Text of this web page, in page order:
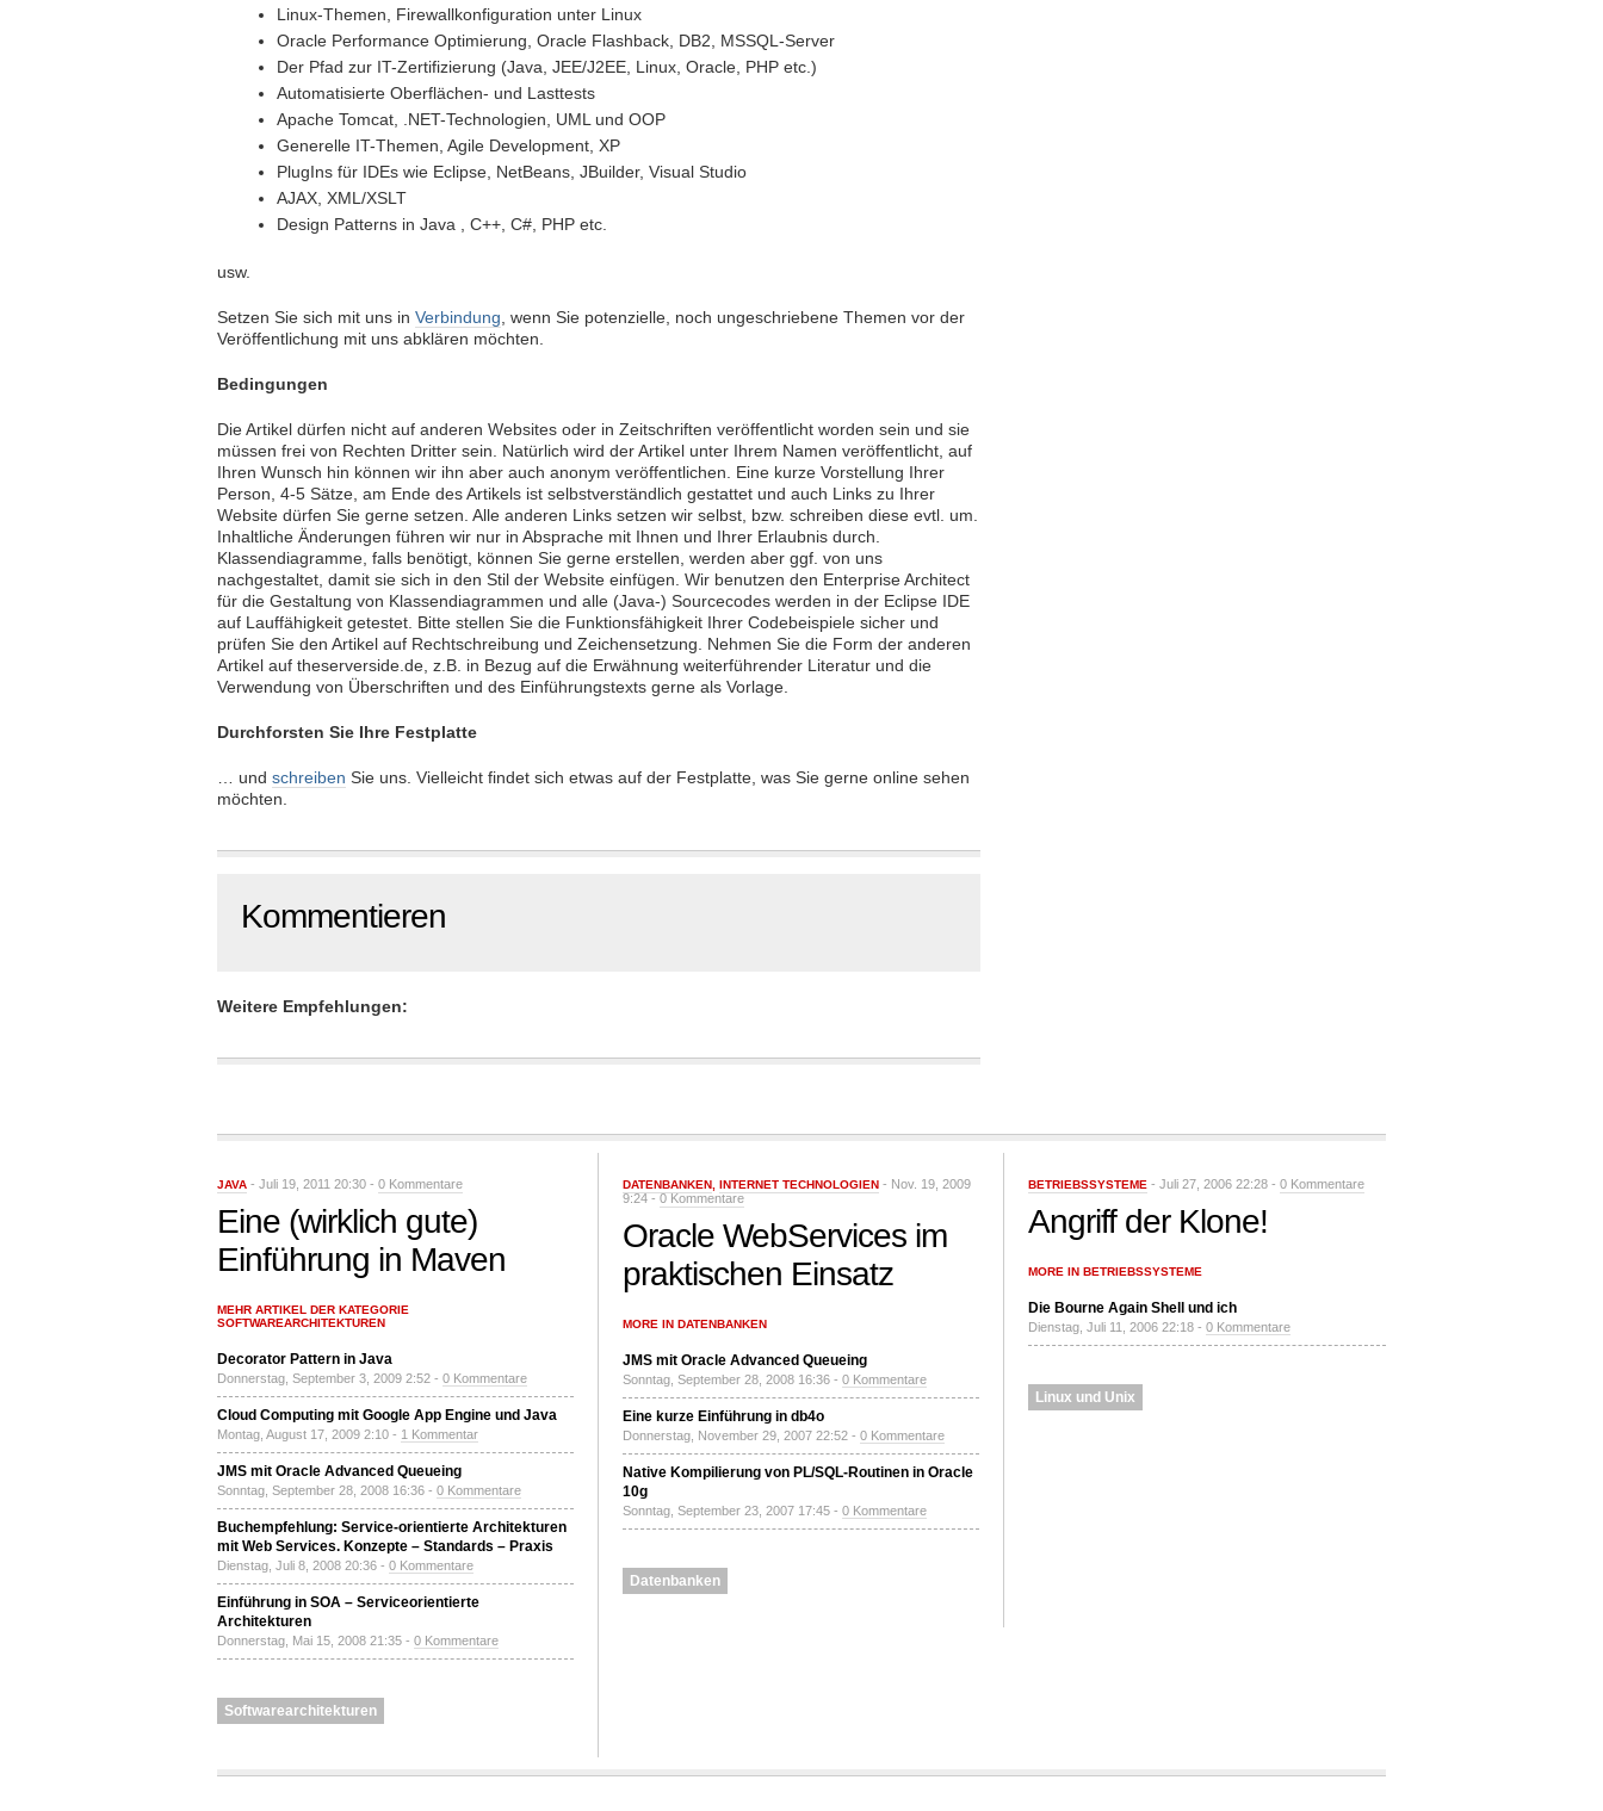
Linux-Themen, Firewallkonfiguration unter Linux
Oracle Performance Optimierung, Oracle Flashback, DB2, MSSQL-Server
Der Pfad zur IT-Zertifizierung (Java, JEE/J2EE, Linux, Oracle, PHP etc.)
Automatisierte Oberflächen- und Lasttests
Apache Tomcat, .NET-Technologien, UML und OOP
Generelle IT-Themen, Agile Development, XP
PlugIns für IDEs wie Eclipse, NetBeans, JBuilder, Visual Studio
AJAX, XML/XSLT
Design Patterns in Java , C++, C#, PHP etc.
usw.
Setzen Sie sich mit uns in Verbindung , wenn Sie potenzielle, noch ungeschriebene Themen vor der
Veröffentlichung mit uns abklären möchten.
Bedingungen
Die Artikel dürfen nicht auf anderen Websites oder in Zeitschriften veröffentlicht worden sein und sie
müssen frei von Rechten Dritter sein. Natürlich wird der Artikel unter Ihrem Namen veröffentlicht, auf
Ihren Wunsch hin können wir ihn aber auch anonym veröffentlichen. Eine kurze Vorstellung Ihrer
Person, 4-5 Sätze, am Ende des Artikels ist selbstverständlich gestattet und auch Links zu Ihrer
Website dürfen Sie gerne setzen. Alle anderen Links setzen wir selbst, bzw. schreiben diese evtl. um.
Inhaltliche Änderungen führen wir nur in Absprache mit Ihnen und Ihrer Erlaubnis durch.
Klassendiagramme, falls benötigt, können Sie gerne erstellen, werden aber ggf. von uns
nachgestaltet, damit sie sich in den Stil der Website einfügen. Wir benutzen den Enterprise Architect
für die Gestaltung von Klassendiagrammen und alle (Java-) Sourcecodes werden in der Eclipse IDE
auf Lauffähigkeit getestet. Bitte stellen Sie die Funktionsfähigkeit Ihrer Codebeispiele sicher und
prüfen Sie den Artikel auf Rechtschreibung und Zeichensetzung. Nehmen Sie die Form der anderen
Artikel auf theserverside.de, z.B. in Bezug auf die Erwähnung weiterführender Literatur und die
Verwendung von Überschriften und des Einführungstexts gerne als Vorlage.
Durchforsten Sie Ihre Festplatte
… und schreiben Sie uns. Vielleicht findet sich etwas auf der Festplatte, was Sie gerne online sehen
möchten.
Kommentieren
Weitere Empfehlungen:
JAVA - Juli 19, 2011 20:30 - 0 Kommentare
Eine (wirklich gute)
Einführung in Maven
MEHR ARTIKEL DER KATEGORIE
SOFTWAREARCHITEKTUREN
Decorator Pattern in Java
Donnerstag, September 3, 2009 2:52 - 0 Kommentare
Cloud Computing mit Google App Engine und Java
Montag, August 17, 2009 2:10 - 1 Kommentar
JMS mit Oracle Advanced Queueing
Sonntag, September 28, 2008 16:36 - 0 Kommentare
Buchempfehlung: Service-orientierte Architekturen
mit Web Services. Konzepte – Standards – Praxis
Dienstag, Juli 8, 2008 20:36 - 0 Kommentare
Einführung in SOA – Serviceorientierte
Architekturen
Donnerstag, Mai 15, 2008 21:35 - 0 Kommentare
Softwarearchitekturen
DATENBANKEN INTERNET TECHNOLOGIEN - Nov. 19, 2009
9:24 -0 Kommentare
Oracle WebServices im
praktischen Einsatz
MORE IN DATENBANKEN
JMS mit Oracle Advanced Queueing
Sonntag, September 28, 2008 16:36 - 0 Kommentare
Eine kurze Einführung in db4o
Donnerstag, November 29, 2007 22:52 - 0 Kommentare
Native Kompilierung von PL/SQL-Routinen in Oracle
10g
Sonntag, September 23, 2007 17:45 - 0 Kommentare
Datenbanken
BETRIEBSSYSTEME - Juli 27, 2006 22:28 - 0 Kommentare
Angriff der Klone!
MORE IN BETRIEBSSYSTEME
Die Bourne Again Shell und ich
Dienstag, Juli 11, 2006 22:18 - 0 Kommentare
Linux und Unix